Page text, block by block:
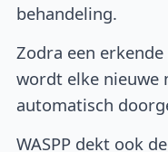
behandeling.
Zodra een
wordt elke nieuwe
automatisch
WASPP dekt ook